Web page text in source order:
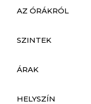
AZ ÓRÁKRÓL
SZINTEK
ÁRAK
HELYSZÍN